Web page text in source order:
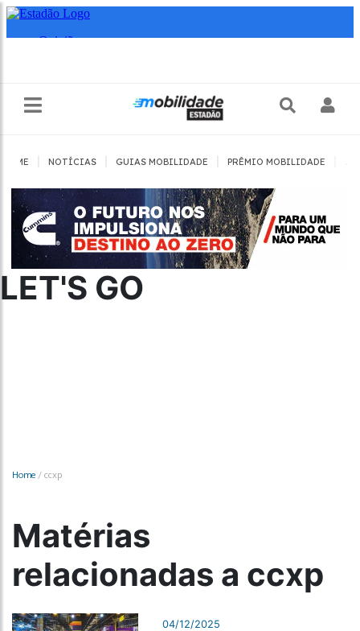
HOME NOTÍCIAS GUIAS MOBILIDADE PRÊMIO MOBILIDADE
LET'S GO
Home / ccxp
Matérias
relacionadas a ccxp
04/12/2025